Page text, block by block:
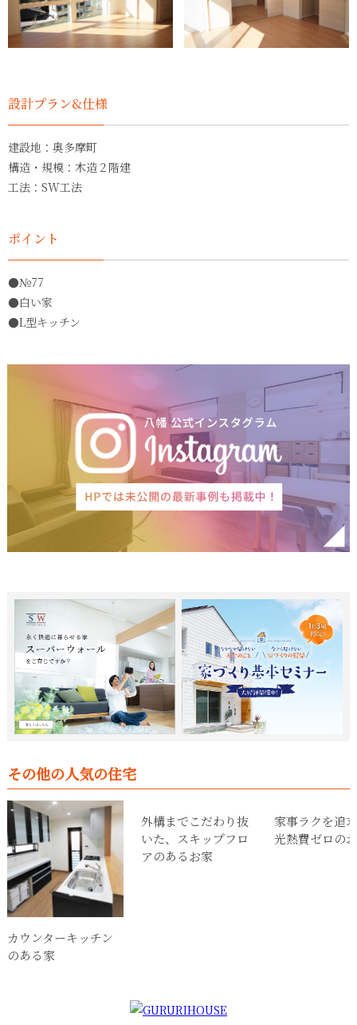
設計プラン&仕様
建設地：奥多摩町
構造・規模：木造２階建
工法：SW工法
ポイント
●№77
●白い家
●L型キッチン
その他の人気の住宅
カウンターキッチン
のある家
外構までこだわり抜
いた、スキップフロ
アのあるお家
家事ラクを追
光熱費ゼロの